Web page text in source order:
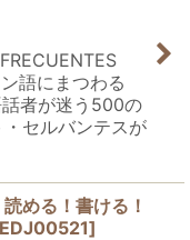
語にまつわる
者が迷う500の
セルバンテスが
める！書ける！
EDJ00521]